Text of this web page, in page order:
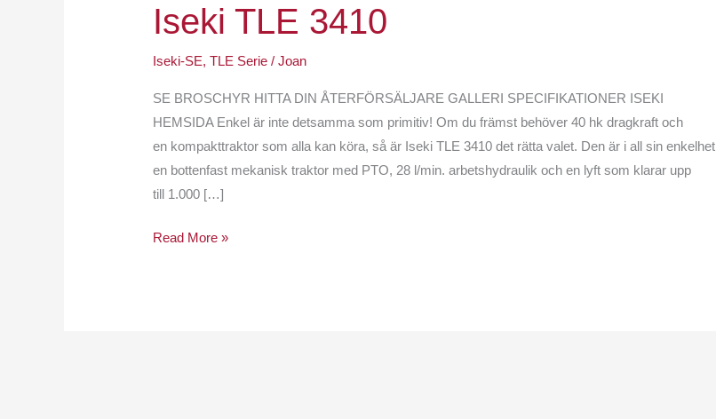
Iseki TLE 3410
Iseki-SE,TLE Serie /Joan
SE BROSCHYR HITTA DIN ÅTERFÖRSÄLJARE GALLERI SPECIFIKATIONER ISEKI
HEMSIDA Enkel är inte detsamma som primitiv! Om du främst behöver 40 hk dragkraft och
en kompakttraktor som alla kan köra, så är Iseki TLE 3410 det rätta valet. Den är i all sin enkelhet
en bottenfast mekanisk traktor med PTO, 28 l/min. arbetshydraulik och en lyft som klarar upp
till 1.000 […]
Read More »